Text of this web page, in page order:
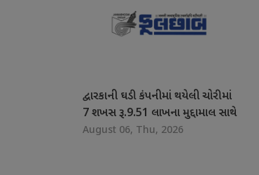
દ્વારકાની ઘડી કંપનીમાં થયેલી ચોરીમાં
7 શખસ રૂ.9.51 લાખના મુદ્દામાલ સાથે
ઝડપાયા
August 06, Thu, 2026